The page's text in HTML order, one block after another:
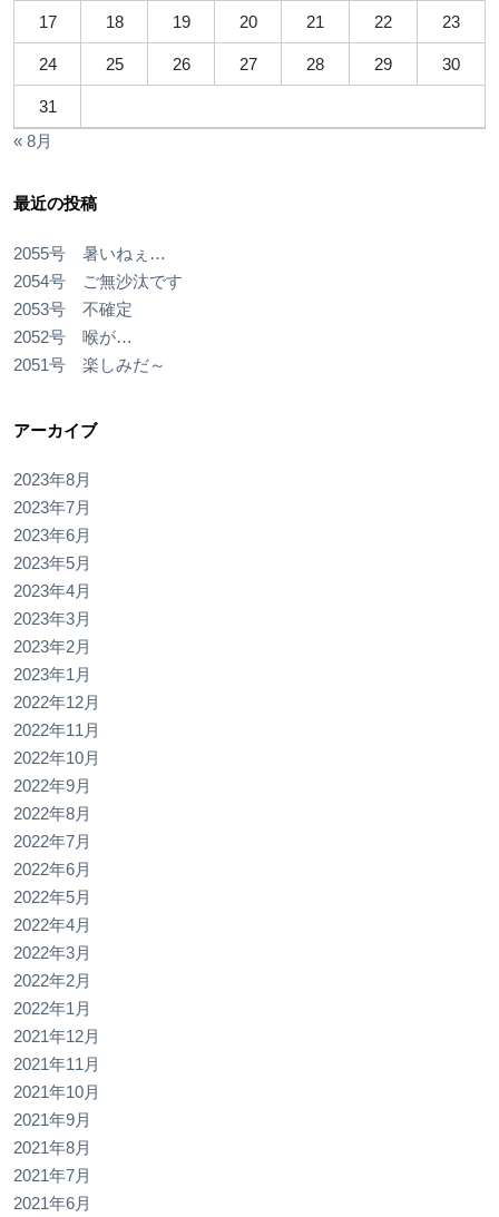
17 18 19 20 21 22 23
24 25 26 27 28 29 30
31
« 8月
最近の投稿
2055号 暑いねぇ…
2054号 ご無沙汰です
2053号 不確定
2052号 喉が…
2051号 楽しみだ～
アーカイブ
2023年8月
2023年7月
2023年6月
2023年5月
2023年4月
2023年3月
2023年2月
2023年1月
2022年12月
2022年11月
2022年10月
2022年9月
2022年8月
2022年7月
2022年6月
2022年5月
2022年4月
2022年3月
2022年2月
2022年1月
2021年12月
2021年11月
2021年10月
2021年9月
2021年8月
2021年7月
2021年6月